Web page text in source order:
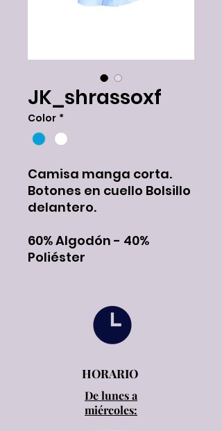
JK_shrassoxf
Color *
Camisa manga corta.
Botones en cuello Bolsillo
delantero.
60% Algodón - 40%
Poliéster
HORARIO
De lunes a
miércoles: